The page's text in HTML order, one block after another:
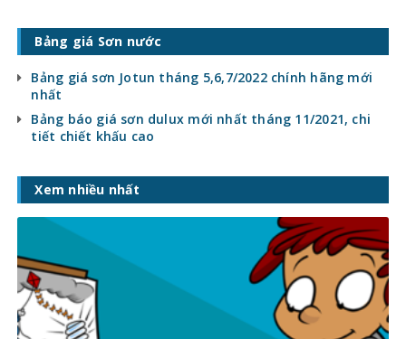
Bảng giá Sơn nước
Bảng giá sơn Jotun tháng 5,6,7/2022 chính hãng mới
nhất
Bảng báo giá sơn dulux mới nhất tháng 11/2021, chi
tiết chiết khấu cao
Xem nhiều nhất